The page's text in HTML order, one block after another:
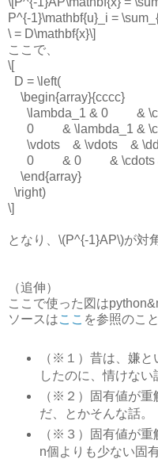
P^{-1}\mathbf{u}_i =
\ = D\mathbf{x}\]
ここで、
\[
D = \left(
\begin{array}{cccc}
\lambda_1 & 0 &
0 & \lambda_1 &
\vdots & \vdots &
0 & 0 & \cdots &
\end{array}
\right)
\]
となり、\(P^{-1}AP\)が対
（追伸）
ここで使った図は
ソースはここ を参照のこと
（※１）昔は、嫌と
したのに、情けない
（※２）固有値が重
だ、とかそんな話。
（※３）固有値が重
n個よりも少ない固